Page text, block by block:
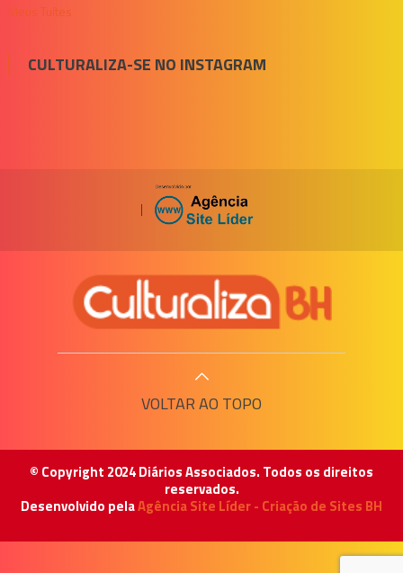
Meus Tuítes
CULTURALIZA-SE NO INSTAGRAM
|
VOLTAR AO TOPO
© Copyright 2024 Diários Associados. Todos os direitos
reservados.
Desenvolvido pelaAgência Site Líder - Criação de Sites BH